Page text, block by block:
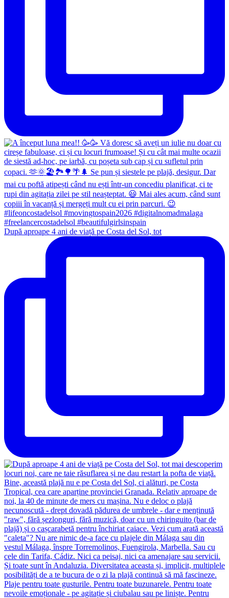
După aproape 4 ani de viață pe Costa del Sol, tot